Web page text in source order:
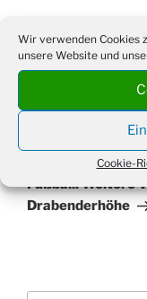
Wir verwenden Cookies
unsere Website und
Cookie-
Beitrag
Regenbogen
Fußball: Weitere
Drabenderhöhe